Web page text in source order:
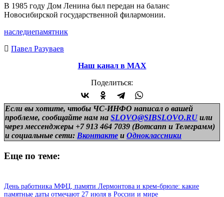
В 1985 году Дом Ленина был передан на баланс
Новосибирской государственной филармонии.
наследиепамятник
Павел Разуваев
Наш канал в МАХ
Поделиться:
Если вы хотите, чтобы ЧС-ИНФО написал о вашей
проблеме, сообщайте нам на SLOVO@SIBSLOVO.RU или
через мессенджеры +7 913 464 7039 (Вотсапп и Телеграмм)
и социальные сети: Вконтакте и Одноклассники
Еще по теме:
День работника МФЦ, памяти Лермонтова и крем-брюле: какие
памятные даты отмечают 27 июля в России и мире